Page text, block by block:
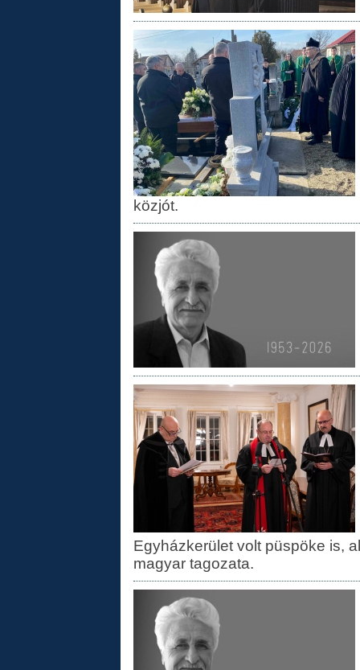
közjót.
Egyházkerület volt püspöke is,
magyar tagozata.